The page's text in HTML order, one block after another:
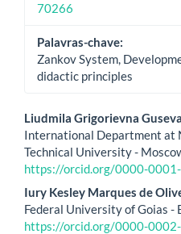
70266
Palavras-chave:
Zankov System,
didactic principles
Conteúdo
do
artigo
principal
Liudmila Grigorievna Guseva
International Department at
Technical University -
https://orcid.org/0000-
Iury Kesley Marques de
Federal University of Goias -
https://orcid.org/0000-